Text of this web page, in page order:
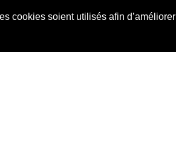
cookies soient utilisés afin d’améliorer